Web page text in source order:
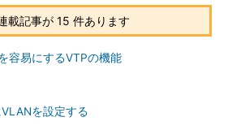
載記事が 15 件あります
容易にするVTPの機能
を設定する